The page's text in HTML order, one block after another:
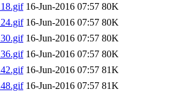
16-Jun-2016 07:57 80K
16-Jun-2016 07:57 80K
16-Jun-2016 07:57 80K
16-Jun-2016 07:57 80K
16-Jun-2016 07:57 81K
16-Jun-2016 07:57 81K